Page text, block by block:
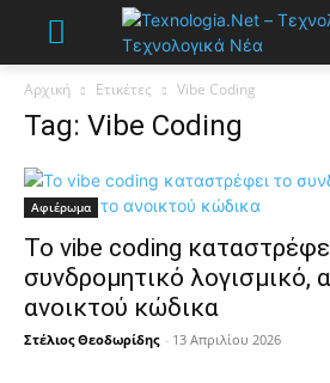
Αρχική Ετικέτες Vibe Coding
Tag: Vibe Coding
Αφιέρωμα
Το vibe coding
συνδρομητικό λογισμικό,
ανοικτού κώδικα
Στέλιος Θεοδωρίδης - 13 Απριλίου 2026